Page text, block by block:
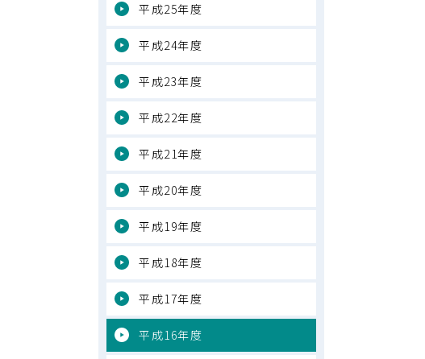
平成25年度
平成24年度
平成23年度
平成22年度
平成21年度
平成20年度
平成19年度
平成18年度
平成17年度
平成16年度